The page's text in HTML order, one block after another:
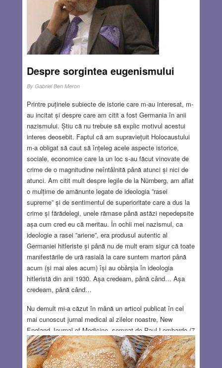
fost ascunși și salvați când, după italieni, nemții au ocupat
țara și au vrut să-i deporteze.
Dar astăzi nu vreau să scriu despre Kadare. În deslușirea
secretului premiilor Nobel, în afara unor criterii politice
foarte evidente, poate uneori justificate, dar alteori nu,
Comitetul Nobel urmărește și un scop educativ și de
promovare, încearcă să scoată la lumină artiști din zone
occidental.
Read more…
OCT 17, 2024 10 COMMENTS
Despre sorgintea eugenismului
By Gabriel Ben Meron
Printre puținele subiecte de istorie care m-au interesat, m-
au incitat și despre care am citit a fost Germania în anii
nazismului. Știu că nu trebuie să explic motivul acestui
interes deosebit. Faptul că am supraviețuit Holocaustului
m-a obligat să caut să înțeleg acele aspecte istorice,
sociale, economice care la un loc s-au făcut vinovate de
crime de o magnitudine neîntâlnită până atunci și nici de
atunci. Am citit mult despre legile de la Nürnberg, am aflat
o mulțime de amănunte legate de ideologia ”rasei
supreme” și de sentimentul de superioritate care a dus la
crime și fărădelegi, unele rămase până astăzi nepedepsite
așa cum cred eu că meritau. În ochii mei nazismul, ca
ideologie a rasei ”ariene”, era produsul autentic al
Germaniei hitleriste și până nu de mult eram sigur că toate
manifestările de ură rasială la care suntem martori până
acum (și mai ales acum) își au obârșia în ideologia
hitleristă din anii 1930. Așa credeam, până când… Așa
credeam, până când…
Nu demult mi-a căzut în mână un articol publicat în cel
mai cunoscut jurnal medical al zilelor noastre, New
England Journal of Medicine, semnat de Paul Lombardo (7
martie 2024). El face parte dintr-o lungă serie despre
”recunoașterea nedreptăților istorice în medicină” și modul
cum s-au reflectat ele în această respectabilă publicație